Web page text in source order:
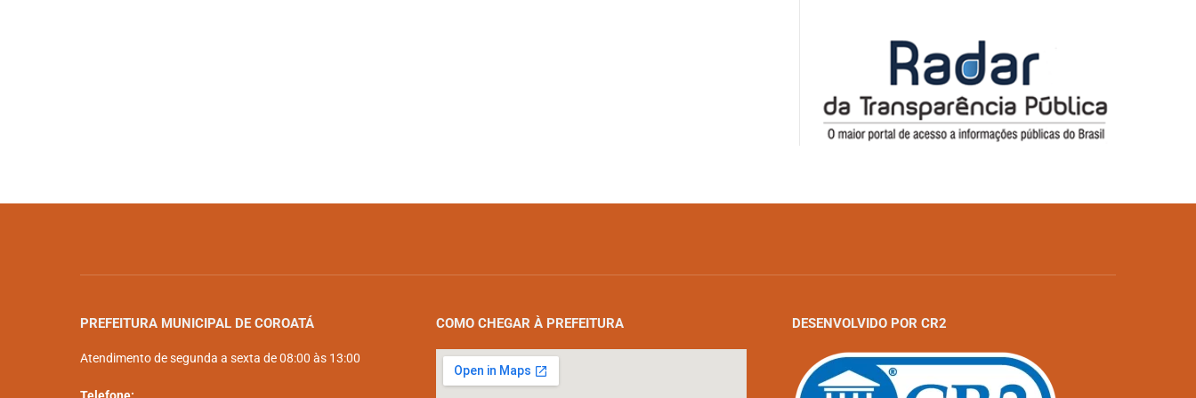
PREFEITURA MUNICIPAL DE COROATÁ
Atendimento de segunda a sexta de 08:00 às 13:00
COMO CHEGAR À PREFEITURA DESENVOLVIDO POR CR2